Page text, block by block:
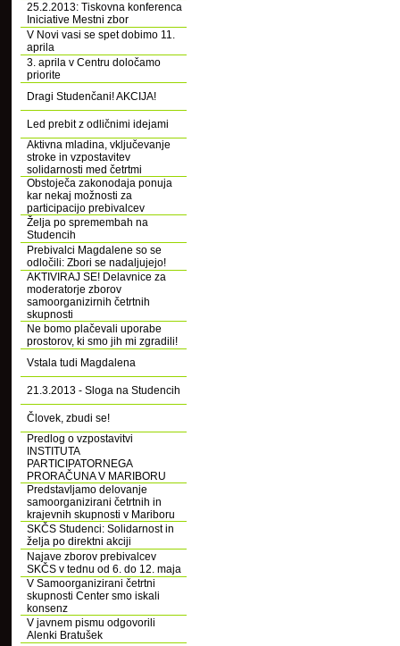
25.2.2013: Tiskovna konferenca
Iniciative Mestni zbor
V Novi vasi se spet dobimo 11.
aprila
3. aprila v Centru določamo
priorite
Dragi Studenčani! AKCIJA!
Led prebit z odličnimi idejami
Aktivna mladina, vključevanje
stroke in vzpostavitev
solidarnosti med četrtmi
Obstoječa zakonodaja ponuja
kar nekaj možnosti za
participacijo prebivalcev
Želja po spremembah na
Studencih
Prebivalci Magdalene so se
odločili: Zbori se nadaljujejo!
AKTIVIRAJ SE! Delavnice za
moderatorje zborov
samoorganizirnih četrtnih
skupnosti
Ne bomo plačevali uporabe
prostorov, ki smo jih mi zgradili!
Vstala tudi Magdalena
21.3.2013 - Sloga na Studencih
Človek, zbudi se!
Predlog o vzpostavitvi
INSTITUTA
PARTICIPATORNEGA
PRORAČUNA V MARIBORU
Predstavljamo delovanje
samoorganizirani četrtnih in
krajevnih skupnosti v Mariboru
SKČS Studenci: Solidarnost in
želja po direktni akciji
Najave zborov prebivalcev
SKČS v tednu od 6. do 12. maja
V Samoorganizirani četrtni
skupnosti Center smo iskali
konsenz
V javnem pismu odgovorili
Alenki Bratušek